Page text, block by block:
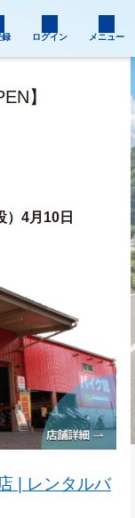
録 ログイン メニュー
】
）4月10日
| レンタルバ